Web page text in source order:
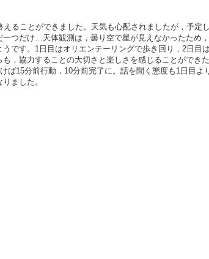
ることができました。天気も心配されましたが，予定
つだけ…天体観測は，曇り空で星が見えなかったため
です。1日目はオリエンテーリングで歩き回り，2日目
，協力することの大切さと楽しさを感じることができ
ば15分前行動，10分前完了に。話を聞く態度も1日目よ
ました。